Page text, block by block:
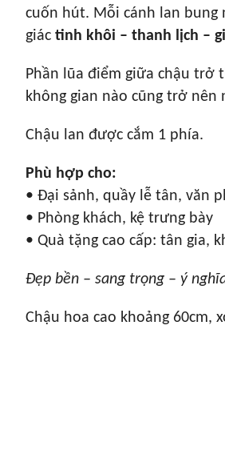
cuốn hút. Mỗi cánh lan bung
giác tinh khôi – thanh lịch –
Phần lũa điểm giữa chậu trở
không gian nào cũng trở nên
Chậu lan được cắm 1 phía.
Phù hợp cho:
• Đại sảnh, quầy lễ tân, văn
• Phòng khách, kệ trưng bày
• Quà tặng cao cấp: tân gia,
Đẹp bền – sang trọng – ý
Chậu hoa cao khoảng 60cm,